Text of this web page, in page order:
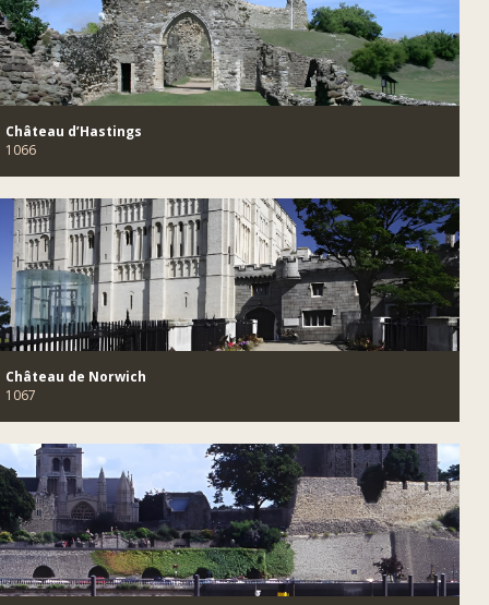
Château d’Hastings
1066
Château de Norwich
1067